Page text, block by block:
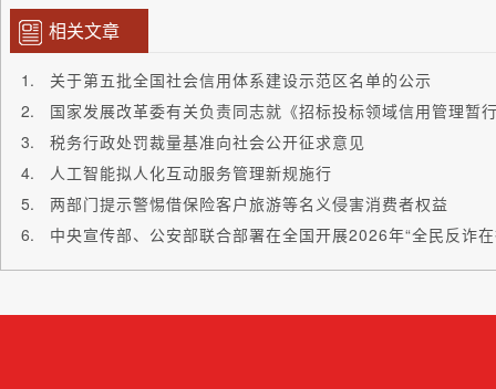
相关文章
关于第五批全国社会信用体系建设示范区名单的公示
国家发展改革委有关负责同志就《招标投标领域信用管理暂
税务行政处罚裁量基准向社会公开征求意见
人工智能拟人化互动服务管理新规施行
两部门提示警惕借保险客户旅游等名义侵害消费者权益